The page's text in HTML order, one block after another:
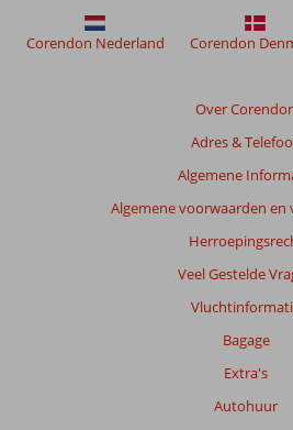
Thalasso
Over
Adres &
Algemene
Algemene voorwaarden en
Veel Gestelde
Bagage
Extra's
Autohuur
Corendon Nederland Corendon